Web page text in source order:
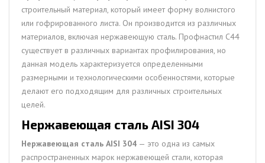
строительный материал, который имеет форму волнистого
или гофрированного листа. Он производится из различных
материалов, включая нержавеющую сталь. Профнастил С44
существует в различных вариантах профилирования, но
данная модель характеризуется определенными
размерными и технологическими особенностями, которые
делают его подходящим для различных строительных
целей.
Нержавеющая сталь AISI 304
Нержавеющая сталь AISI 304 — это одна из самых
распространенных марок нержавеющей стали, которая